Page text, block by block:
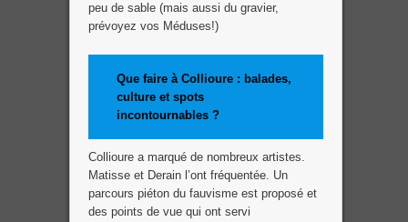
peu de sable (mais aussi du gravier,
prévoyez vos Méduses!)
Que faire à Collioure : balades,
culture et spots
incontournables?
Collioure a marqué de nombreux artistes.
Matisse et Derain l’ont fréquentée. Un
parcours piéton du fauvisme est proposé et
des points de vue qui ont servi